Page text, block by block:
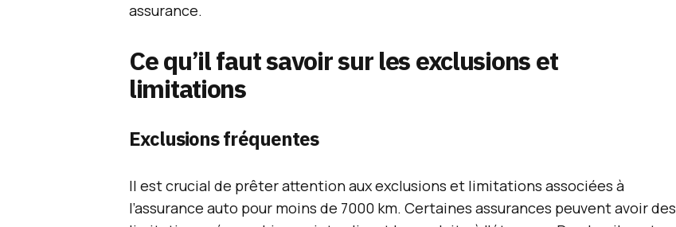
assurance.
Ce qu’il faut savoir sur les exclusions et
limitations
Exclusions fréquentes
Il est crucial de prêter attention aux exclusions et limitations associées à
l’assurance auto pour moins de 7000 km. Certaines assurances peuvent avoir des